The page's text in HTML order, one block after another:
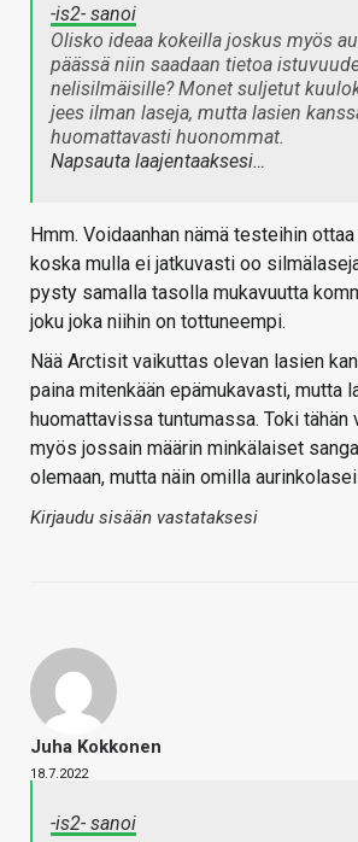
-is2- sanoi
Olisko ideaa kokeilla joskus myös
päässä niin saadaan tietoa
nelisilmäisille? Monet suljetut
jees ilman laseja, mutta lasien
huomattavasti huonommat.
Napsauta laajentaaksesi…
Hmm. Voidaanhan nämä testeihin
koska mulla ei jatkuvasti oo
pysty samalla tasolla mukavuutta
joku joka niihin on tottuneempi.
Nää Arctisit vaikuttas olevan lasien
paina mitenkään epämukavasti, mutta
huomattavissa tuntumassa. Toki tähän
myös jossain määrin minkälaiset
olemaan, mutta näin omilla
Kirjaudu sisään vastataksesi
Juha Kokkonen
18.7.2022
-is2- sanoi